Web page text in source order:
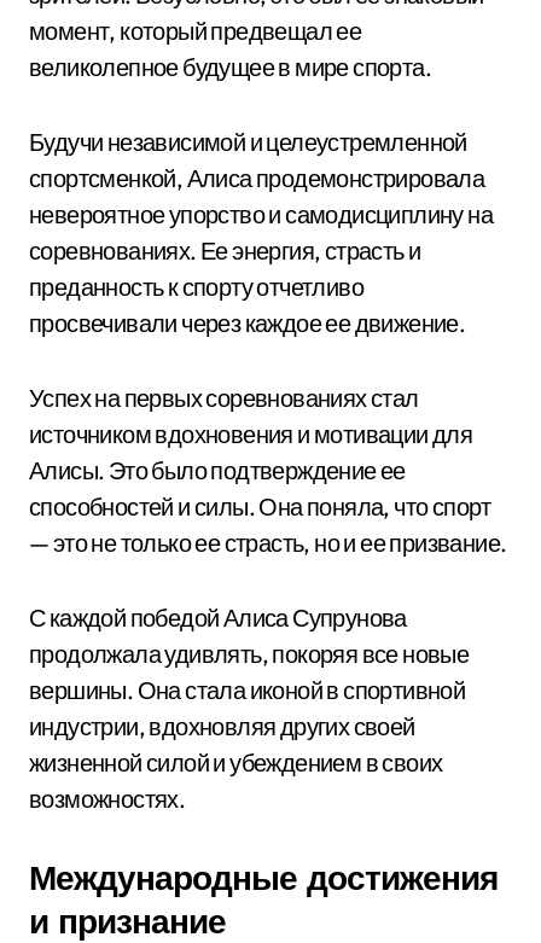
момент, который предвещал ее
великолепное будущее в мире спорта.
Будучи независимой и целеустремленной
спортсменкой, Алиса продемонстрировала
невероятное упорство и самодисциплину на
соревнованиях. Ее энергия, страсть и
преданность к спорту отчетливо
просвечивали через каждое ее движение.
Успех на первых соревнованиях стал
источником вдохновения и мотивации для
Алисы. Это было подтверждение ее
способностей и силы. Она поняла, что спорт
— это не только ее страсть, но и ее призвание.
С каждой победой Алиса Супрунова
продолжала удивлять, покоряя все новые
вершины. Она стала иконой в спортивной
индустрии, вдохновляя других своей
жизненной силой и убеждением в своих
возможностях.
Международные достижения
и признание